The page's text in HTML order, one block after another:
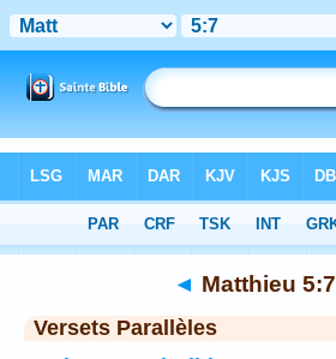
Chapitre 5 > Verset 7
◄ Matthieu 5:7
Versets Parallèles